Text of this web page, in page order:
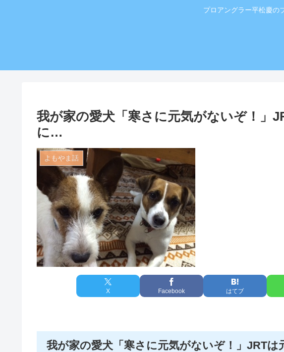
プロアングラー平松慶の
我が家の愛犬「寒さに元気がないぞ！」
に…
よもやま話
X Facebook はてブ
我が家の愛犬「寒さに元気がないぞ！」JRT